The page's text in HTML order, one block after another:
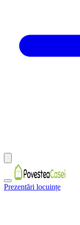
Prezentări locuințe